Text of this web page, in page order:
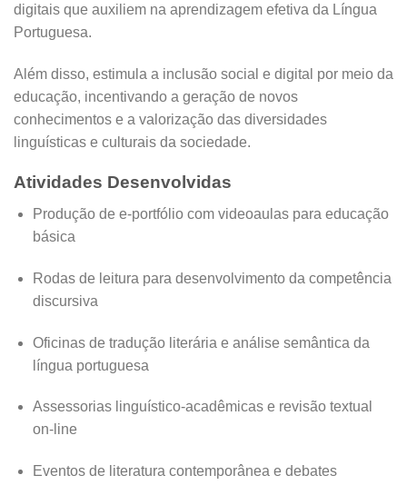
digitais que auxiliem na aprendizagem efetiva da Língua
Portuguesa.
Além disso, estimula a inclusão social e digital por meio da
educação, incentivando a geração de novos
conhecimentos e a valorização das diversidades
linguísticas e culturais da sociedade.
Atividades Desenvolvidas
Produção de e-portfólio com videoaulas para educação
básica
Rodas de leitura para desenvolvimento da competência
discursiva
Oficinas de tradução literária e análise semântica da
língua portuguesa
Assessorias linguístico-acadêmicas e revisão textual
on-line
Eventos de literatura contemporânea e debates